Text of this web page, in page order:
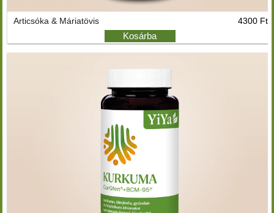
Articsóka & Máriatövis 4300 Ft
Kosárba